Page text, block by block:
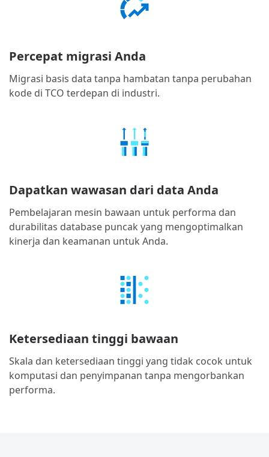
Percepat migrasi Anda
Migrasi basis data tanpa hambatan tanpa perubahan
kode di TCO terdepan di industri.
Dapatkan wawasan dari data Anda
Pembelajaran mesin bawaan untuk performa dan
durabilitas database puncak yang mengoptimalkan
kinerja dan keamanan untuk Anda.
Ketersediaan tinggi bawaan
Skala dan ketersediaan tinggi yang tidak cocok untuk
komputasi dan penyimpanan tanpa mengorbankan
performa.